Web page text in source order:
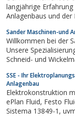
langjährige
Anlagenbaus und der
Sander Maschinen-und
Willkommen bei der
Unsere
Schneid- und Wickelmaschinen, sowie
SSE - Ihr
Anlagenbau
Elektrokonstruktion mit ePlan, ELCAD,
ePlan Fluid, Festo Fluid Draw, Anlagendokumentationen,
Sistema 13849-1, uvm. aus Villingen-Schwenningen